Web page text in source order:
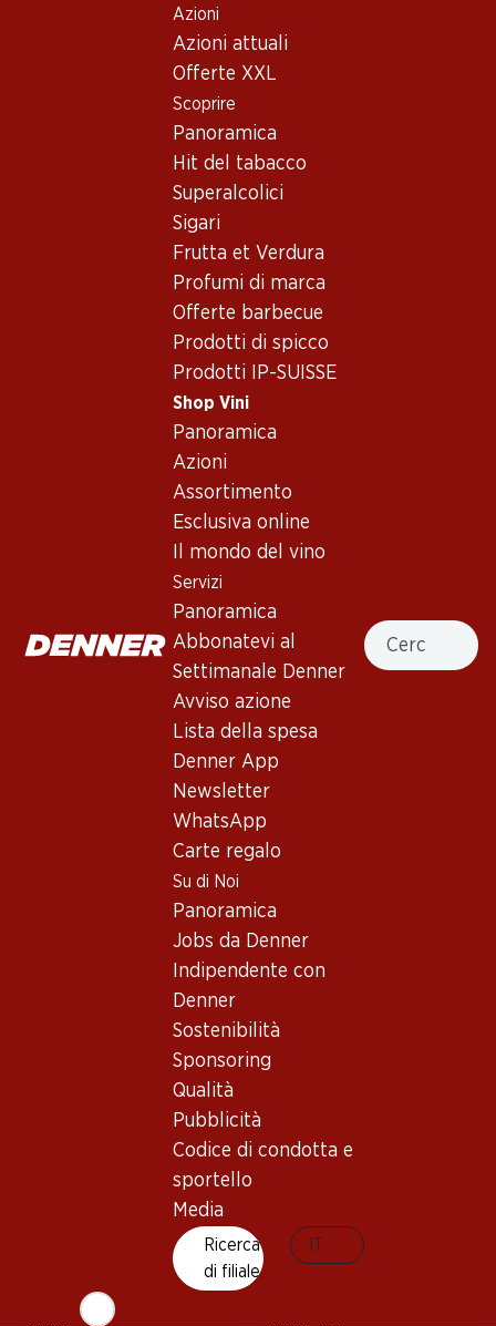
Azioni
Azioni attuali
Offerte XXL
Scoprire
Panoramica
Hit del tabacco
Superalcolici
Sigari
Frutta et Verdura
Profumi di marca
Offerte barbecue
Prodotti di spicco
Prodotti IP-SUISSE
Shop Vini
Panoramica
Azioni
Assortimento
Esclusiva online
Il mondo del vino
Servizi
Panoramica
Abbonatevi al
Settimanale Denner
Avviso azione
Lista della spesa
Denner App
Newsletter
WhatsApp
Carte regalo
Su di Noi
Panoramica
Jobs da Denner
Indipendente con
Denner
Sostenibilità
Sponsoring
Qualità
Pubblicità
Codice di condotta e
sportello
Media
Ricerca
di filiale
Cercare
Vino/champagne
St. Galler Rheintal
Vino rosso_old - Svizzera,
St. Galler Rheintal
Jean-René Germanier
Johannisberg Chamoson
30%
69.–invece di 99.90
Yvorne Grand Cru Terravin
AOC Chablais
2024
Bottiglia: 6.95
Œil-de-Perdrix du Valais
Bottiglia: 11.95
Carmelin Petite Arvine du
Valais AOC
2025
Le Moineau Dôle Blanche du
36%
41.70invece di 65.70
du Valais AOC